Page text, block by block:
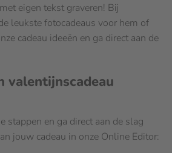
met eigen tekst graveren! Bij
leukste fotocadeaus voor hem of
cadeau ideeën en ga direct aan de
valentijnscadeau
stappen en ga direct aan de slag
jouw cadeau in onze Online Editor: